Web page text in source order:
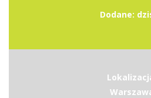
Dodane: